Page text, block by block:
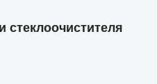
стеклоочистителя